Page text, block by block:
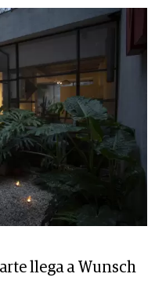
llega a Wunsch